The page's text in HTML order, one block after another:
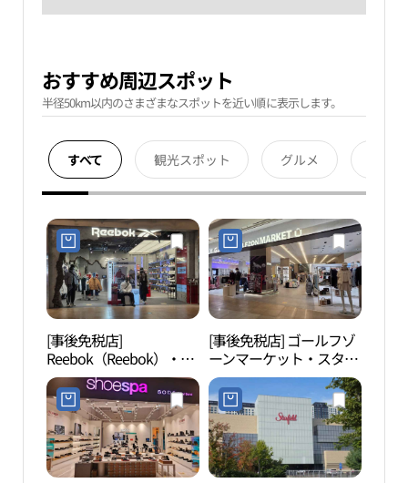
おすすめ周辺スポット
半径50km以内のさまざまなスポットを近い順に表示します。
すべて 観光スポット グルメ
[事後免税店]
Reebok（Reebok）・ス
ターフィールドコヤン
（高陽）店(리복 스타필
드 고양점)
[事後免税店] ゴールフゾ
ーンマーケット・スター
フィールドコヤン（高
陽）店(골프존마켓 스타
필드 고양점)